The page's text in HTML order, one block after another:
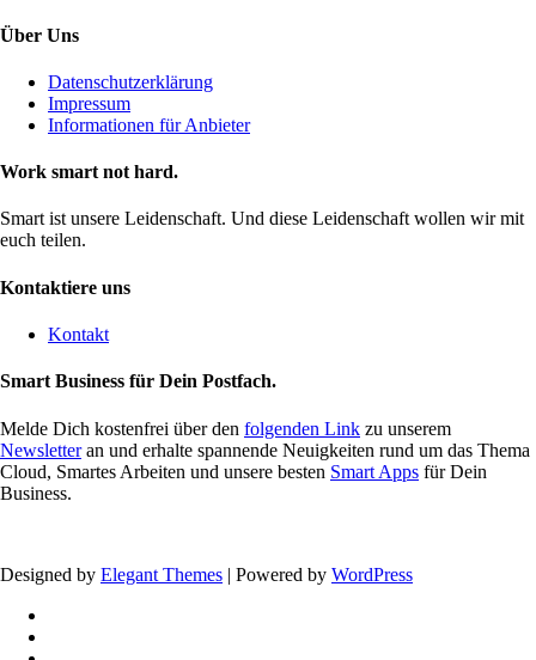
Über Uns
Datenschutzerklärung
Impressum
Informationen für Anbieter
Work smart not hard.
Smart ist unsere Leidenschaft. Und diese Leidenschaft wollen wir mit
euch teilen.
Kontaktiere uns
Kontakt
Smart Business für Dein Postfach.
Melde Dich kostenfrei über den folgenden Link zu unserem
Newsletteran und erhalte spannende Neuigkeiten rund um das Thema
Cloud, Smartes Arbeiten und unsere besten Smart Apps für Dein
Business.
Designed by Elegant Themes | Powered by WordPress